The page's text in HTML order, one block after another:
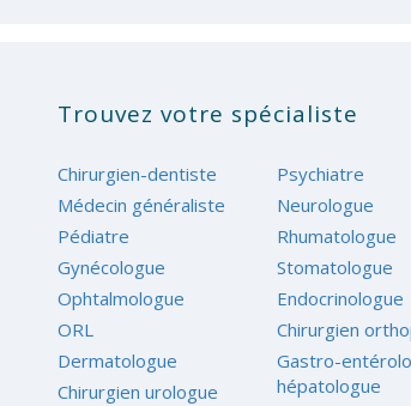
Trouvez votre spécialiste
Chirurgien-dentiste
Médecin généraliste
Pédiatre
Gynécologue
Ophtalmologue
ORL
Dermatologue
Chirurgien urologue
Psychiatre
Neurologue
Rhumatologue
Stomatologue
Endocrinologue
Chirurgien
Gastro-
hépatologue